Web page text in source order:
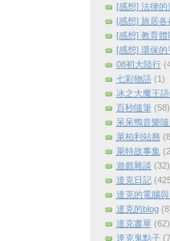
[感想] 法律的
[感想] 旅居各
[感想] 教育體
[感想] 環保的
08初大陸行
七彩物語 (1)
冰之大魔王
百秒隨筆 (58)
呆呆鴨音樂隨
萊柏利站務
萊特故事集
遊戲雜談 (32)
達克日記
達克的電腦
達克的blog
達克書單 (62)
達克鬼點子